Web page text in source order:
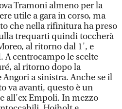
Tramoni almeno per la
utile a gara in corso, ma
che nella rifinitura ha preso
trequarti quindi toccherà
al ritorno dal 1', e
A centrocampo le scelte
al ritorno dopo la
a sinistra. Anche se il
va avanti, questo è un
all'ex Empoli. In mezzo